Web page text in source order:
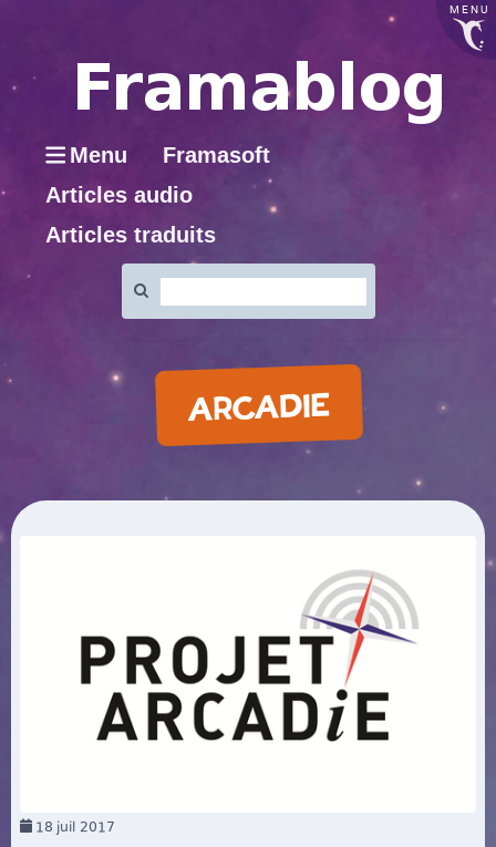
MENU
Menu
Framasoft
Articles audio
Articles traduits
:
ARCADIE
18 juil 2017